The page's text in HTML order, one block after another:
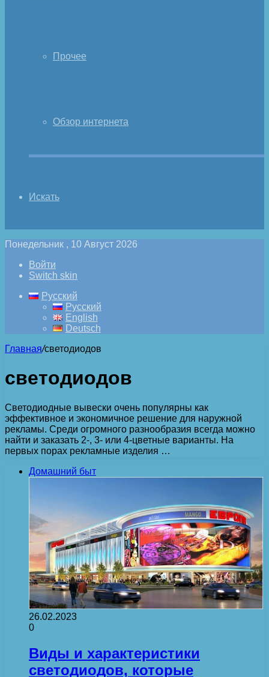
Прочее
Обзор интернета
Искать
Понедельник , 10 Август 2026
Войти
Switch skin
Русский
Русский
English
Deutsch
Главная/светодиодов
светодиодов
Светодиодные вывески очень популярны как
эффективное и экономичное решение для наружной
рекламы. Среди огромного разнообразия всегда можно
найти и заказать 2-, 3- или 4-цветные варианты. На
первых порах рекламные изделия …
Домашний быт
26.02.2023
0
Виды и характеристики
светодиодов, которые